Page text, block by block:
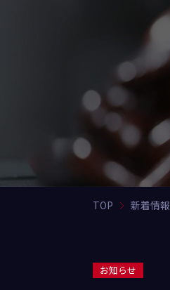
TOP 新着情報
お知らせ